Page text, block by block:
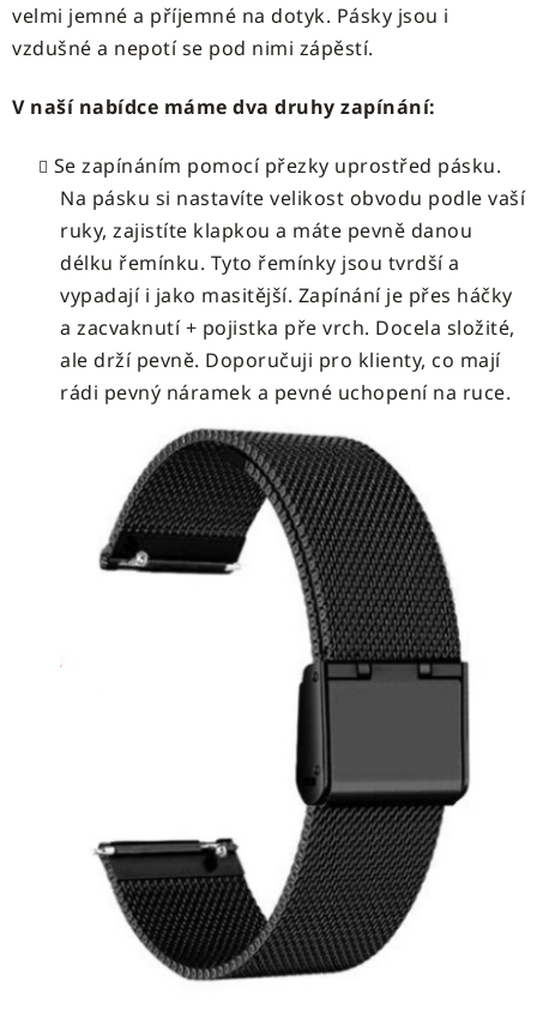
velmi jemné a příjemné na dotyk. Pásky jsou i
vzdušné a nepotí se pod nimi zápěstí.
V naší nabídce máme dva druhy zapínání:
Se zapínáním pomocí přezky uprostřed pásku.
Na pásku si nastavíte velikost obvodu podle vaší
ruky, zajistíte klapkou a máte pevně danou
délku řemínku. Tyto řemínky jsou tvrdší a
vypadají i jako masitější. Zapínání je přes háčky
a zacvaknutí + pojistka pře vrch. Docela složité,
ale drží pevně. Doporučuji pro klienty, co mají
rádi pevný náramek a pevné uchopení na ruce.